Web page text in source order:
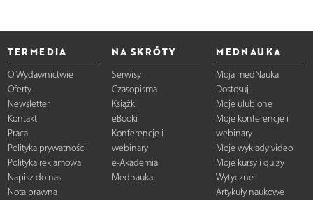
TERMEDIA
O Wydawnictwie
Oferty
Newsletter
Kontakt
Praca
Polityka prywatności
Polityka reklamowa
Napisz do nas
Nota prawna
NA SKRÓTY
Serwisy
Czasopisma
Książki
eBooki
Konferencje i
webinary
e-Akademia
Mednauka
MEDNAUKA
Moja medNauka
Dostosuj
Moje ulubione
Moje konferencje i
webinary
Moje wykłady video
Moje kursy i quizy
Wytyczne
Artykuły naukowe